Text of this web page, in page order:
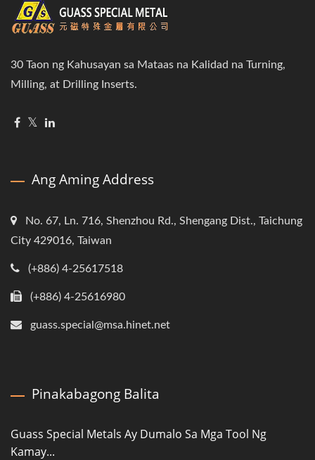
30 Taon ng Kahusayan sa Mataas na Kalidad na Turning,
Milling, at Drilling Inserts.
Ang Aming Address
No. 67, Ln. 716, Shenzhou Rd., Shengang Dist., Taichung
City 429016, Taiwan
(+886) 4-25617518
(+886) 4-25616980
guass.special@msa.hinet.net
Pinakabagong Balita
Guass Special Metals Ay Dumalo Sa Mga Tool Ng
Kamay...